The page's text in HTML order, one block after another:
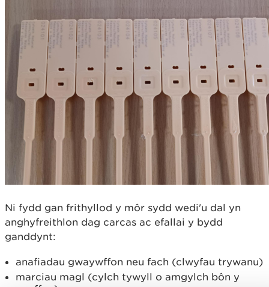
Ni fydd gan frithyllod y môr sydd wedi'u dal yn
anghyfreithlon dag carcas ac efallai y bydd
ganddynt:
anafiadau gwaywffon neu fach (clwyfau trywanu)
marciau magl (cylch tywyll o amgylch bôn y